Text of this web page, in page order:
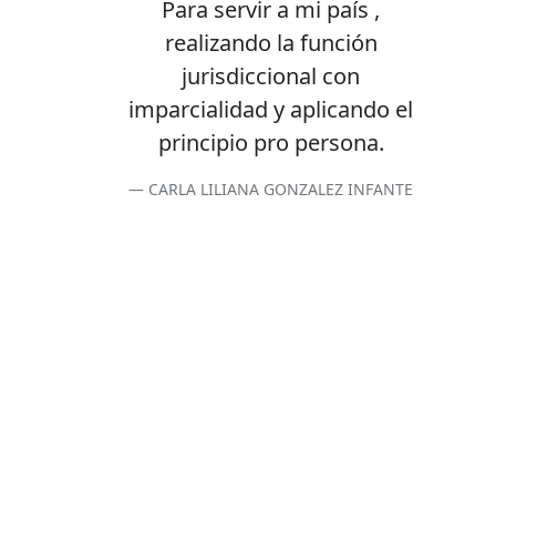
Para servir a mi país ,
realizando la función
jurisdiccional con
imparcialidad y aplicando el
principio pro persona.
CARLA LILIANA GONZALEZ INFANTE